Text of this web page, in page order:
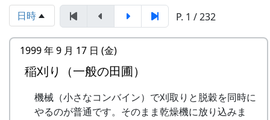
「この村に、喰われる」、「この村を、喰ってや
る」って、いやいやいや、岩座神はそんな村じゃ
ありませんよ。
II
棚⽥のイネに
メシアとポン四郎
6
ふるさと加美の⾥へ
7
棚⽥の⾵
アンジェラ
日時 P. 1 / 232
1999 年 9 月 17 日 (金)
稲刈り（一般の田圃）
機械（小さなコンバイン）で刈取りと脱穀を同時に
やるのが普通です。そのまま乾燥機に放り込みま